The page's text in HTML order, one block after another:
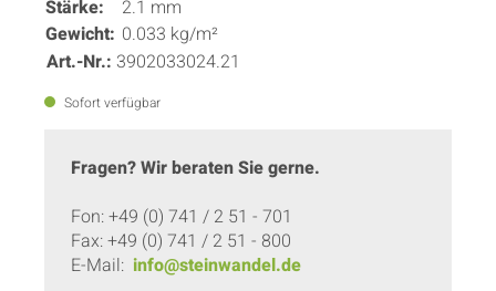
Stärke:
2.1 mm
Gewicht: 0.033 kg/m²
Art.-Nr.: 3902033024.21
Sofort verfügbar
Fragen? Wir beraten Sie gerne.
Fon: +49 (0) 741 / 2 51 - 701
Fax: +49 (0) 741 / 2 51 - 800
E-Mail: info@steinwandel.de